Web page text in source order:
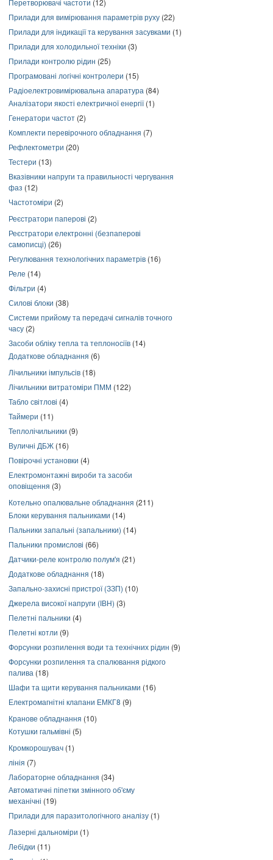
Перетворювачі частоти (12)
Прилади для вимірювання параметрів руху (22)
Прилади для індикації та керування засувками (1)
Прилади для холодильної техніки (3)
Прилади контролю рідин (25)
Програмовані логічні контролери (15)
Радіоелектровимірювальна апаратура (84)
Аналізатори якості електричної енергії(1)
Генератори частот (2)
Комплекти перевірочного обладнання (7)
Рефлектометри (20)
Тестери (13)
Вказівники напруги та правильності чергування
фаз (12)
Частотоміри (2)
Реєстратори паперові (2)
Реєстратори електронні (безпаперові
самописці) (26)
Регулювання технологічних параметрів (16)
Реле (14)
Фільтри (4)
Силові блоки (38)
Системи прийому та передачі сигналів точного
часу (2)
Засоби обліку тепла та теплоносіїв (14)
Додаткове обладнання (6)
Лічильники імпульсів (18)
Лічильники витратоміри ПММ (122)
Табло світлові (4)
Таймери (11)
Теплолічильники (9)
Вуличні ДБЖ (16)
Повірочні установки (4)
Електромонтажні вироби та засоби
оповіщення (3)
Котельно опалювальне обладнання (211)
Блоки керування пальниками (14)
Пальники запальні (запальники) (14)
Пальники промислові (66)
Датчики-реле контролю полум'я (21)
Додаткове обладнання (18)
Запально-захисні пристрої (ЗЗП) (10)
Джерела високої напруги (ІВН) (3)
Пелетні пальники (4)
Пелетні котли (9)
Форсунки розпилення води та технічних рідин (9)
Форсунки розпилення та спалювання рідкого
палива (18)
Шафи та щити керування пальниками (16)
Електромагнітні клапани ЕМКГ8 (9)
Кранове обладнання (10)
Котушки гальмівні (5)
Кромкорошувач (1)
лінія (7)
Лабораторне обладнання (34)
Автоматичні піпетки змінного об'єму
механічні (19)
Прилади для паразитологічного аналізу (1)
Лазерні дальноміри (1)
Лебідки (11)